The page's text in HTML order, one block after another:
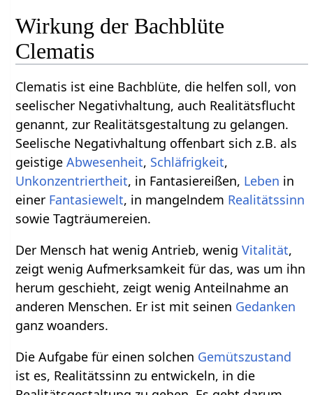
Wirkung der Bachblüte
Clematis
Clematis ist eine Bachblüte, die helfen soll, von
seelischer Negativhaltung, auch Realitätsflucht
genannt, zur Realitätsgestaltung zu gelangen.
Seelische Negativhaltung offenbart sich z.B. als
geistigeAbwesenheit, Schläfrigkeit,
Unkonzentriertheit, in Fantasiereißen, Leben in
einer Fantasiewelt, in mangelndem Realitätssinn
sowie Tagträumereien.
Der Mensch hat wenig Antrieb, wenigVitalität,
zeigt wenig Aufmerksamkeit für das, was um ihn
herum geschieht, zeigt wenig Anteilnahme an
anderen Menschen. Er ist mit seinen Gedanken
ganz woanders.
Die Aufgabe für einen solchen Gemütszustand
ist es, Realitätssinn zu entwickeln, in die